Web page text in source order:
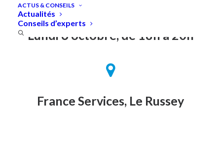
ACTUS & CONSEILS
Actualités
Conseils d’experts
Lundi 6 octobre, de 18h à 20h
France Services, Le Russey